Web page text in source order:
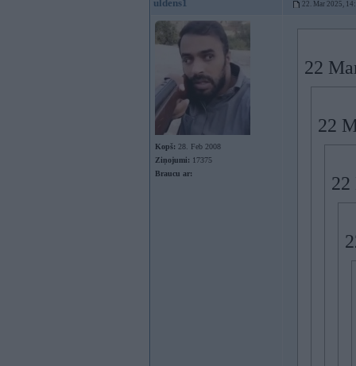
uldens1 22. Mar 2025,
Kopš: 28. Feb 2008
Ziņojumi: 17375
Braucu ar:
22
22
22